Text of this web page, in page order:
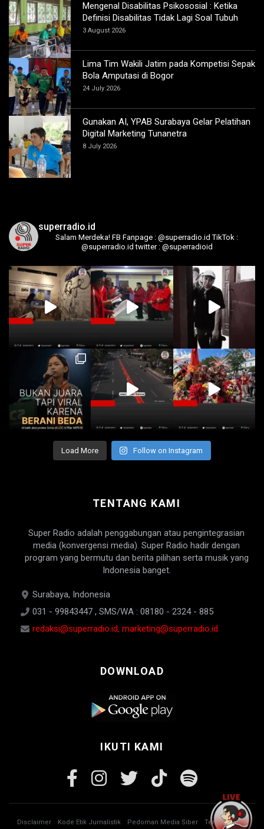
Mengenal Disabilitas Psikososial : Ketika
Definisi Disabilitas Tidak Lagi Soal Tubuh
3 August 2026
Lima Tim Wakili Jatim pada Kompetisi Sepak
Bola Amputasi di Bogor
24 July 2026
Gunakan AI, YPAB Surabaya Gelar Pelatihan
Digital Marketing Tunanetra
8 July 2026
superradio.id
Salam Merdeka! FB Fanpage : @superradio.id TikTok :
@superradio.id twitter : @superradioid
Load More Follow on Instagram
TENTANG KAMI
Super Radio adalah penggabungan atau pengintegrasian
media (konvergensi media). Super Radio hadir dengan
program yang bermutu dan berita pilihan serta musik yang
Indonesia banget.
Surabaya, Indonesia
031 - 99843447 , SMS/WA : 08180 - 2324 - 885
redaksi@superradio.id, marketing@superradio.id
DOWNLOAD
IKUTI KAMI
Disclaimer Kode Etik Jurnalistik Pedoman Media Siber Tentang Kami